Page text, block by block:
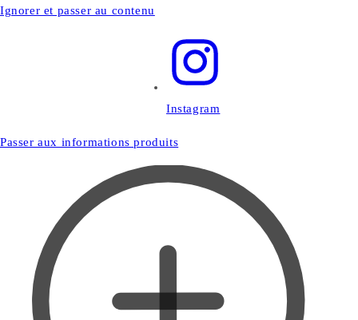
Ignorer et passer au contenu
Instagram
Passer aux informations produits